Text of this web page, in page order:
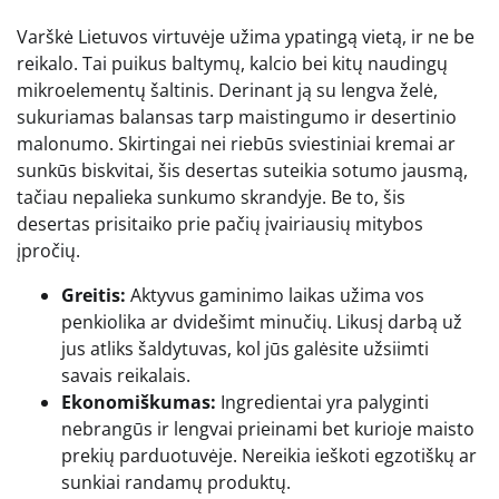
Varškė Lietuvos virtuvėje užima ypatingą vietą, ir ne be
reikalo. Tai puikus baltymų, kalcio bei kitų naudingų
mikroelementų šaltinis. Derinant ją su lengva želė,
sukuriamas balansas tarp maistingumo ir desertinio
malonumo. Skirtingai nei riebūs sviestiniai kremai ar
sunkūs biskvitai, šis desertas suteikia sotumo jausmą,
tačiau nepalieka sunkumo skrandyje. Be to, šis
desertas prisitaiko prie pačių įvairiausių mitybos
įpročių.
Greitis: Aktyvus gaminimo laikas užima vos
penkiolika ar dvidešimt minučių. Likusį darbą už
jus atliks šaldytuvas, kol jūs galėsite užsiimti
savais reikalais.
Ekonomiškumas: Ingredientai yra palyginti
nebrangūs ir lengvai prieinami bet kurioje maisto
prekių parduotuvėje. Nereikia ieškoti egzotiškų ar
sunkiai randamų produktų.